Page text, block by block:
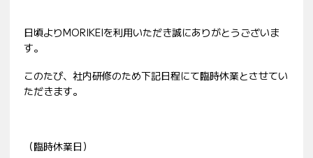
日頃よりMORIKEIを利用いただき誠にありがとうございま
す。
このたび、社内研修のため下記日程にて臨時休業とさせてい
ただきます。
（臨時休業日）